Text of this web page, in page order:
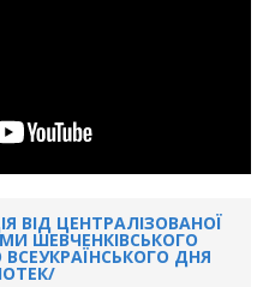
ВІД ЦЕНТРАЛІЗОВАНОЇ
ШЕВЧЕНКІВСЬКОГО
ДНЯ